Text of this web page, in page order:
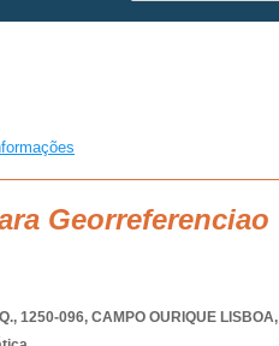
Georreferenciao
1250-096, CAMPO OURIQUE LISBOA,